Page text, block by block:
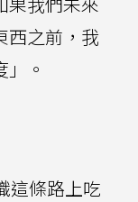
西之前，我
。
這條路上吃